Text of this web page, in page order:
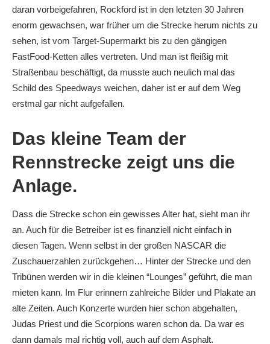
daran vorbeigefahren, Rockford ist in den letzten 30 Jahren
enorm gewachsen, war früher um die Strecke herum nichts zu
sehen, ist vom Target-Supermarkt bis zu den gängigen
FastFood-Ketten alles vertreten. Und man ist fleißig mit
Straßenbau beschäftigt, da musste auch neulich mal das
Schild des Speedways weichen, daher ist er auf dem Weg
erstmal gar nicht aufgefallen.
Das kleine Team der
Rennstrecke zeigt uns die
Anlage.
Dass die Strecke schon ein gewisses Alter hat, sieht man ihr
an. Auch für die Betreiber ist es finanziell nicht einfach in
diesen Tagen. Wenn selbst in der großen NASCAR die
Zuschauerzahlen zurückgehen… Hinter der Strecke und den
Tribünen werden wir in die kleinen “Lounges” geführt, die man
mieten kann. Im Flur erinnern zahlreiche Bilder und Plakate an
alte Zeiten. Auch Konzerte wurden hier schon abgehalten,
Judas Priest und die Scorpions waren schon da. Da war es
dann damals mal richtig voll, auch auf dem Asphalt.